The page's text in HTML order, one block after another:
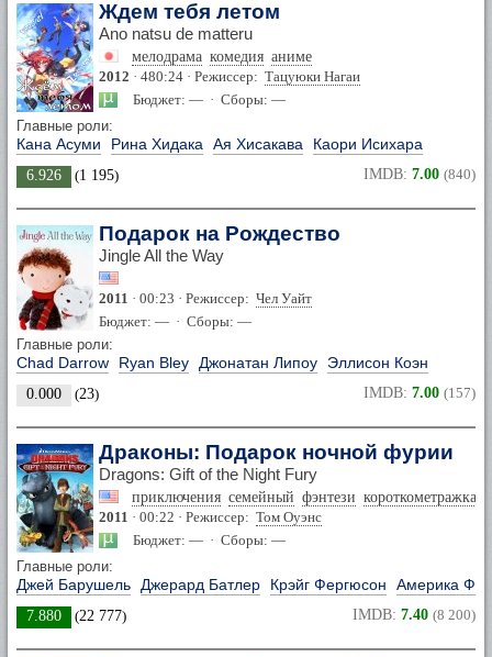
Ждем тебя летом
Ano natsu de matteru
мелодрама комедия аниме
2012 · 480:24 · Режиссер: Тацуюки Нагаи
Бюджет: — · Сборы: —
Главные роли:
Кана Асуми Рина Хидака Ая Хисакава Каори Исихара
6.926 (1 195) IMDB: 7.00 (840)
Подарок на Рождество
Jingle All the Way
2011 · 00:23 · Режиссер: Чел Уайт
Бюджет: — · Сборы: —
Главные роли:
Chad Darrow Ryan Bley Джонатан Липоу Эллисон Коэн
0.000 (23) IMDB: 7.00 (157)
Драконы: Подарок ночной фурии
Dragons: Gift of the Night Fury
приключения семейный фэнтези короткометражка
2011 · 00:22 · Режиссер: Том Оуэнс
Бюджет: — · Сборы: —
Главные роли:
Джей Барушель Джерард Батлер Крэйг Фергюсон Америка
7.880 (22 777) IMDB: 7.40 (8 200)